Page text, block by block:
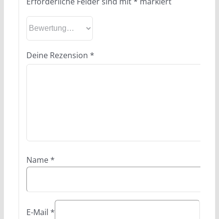
Deine Rezension *
Name*
E-Mail *